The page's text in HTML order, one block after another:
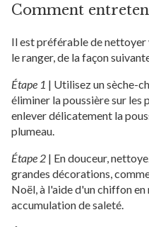
Comment
Il est préférable de
le ranger, de la façon
Étape 1 | Utilisez un sèche-
éliminer la poussière sur les
enlever délicatement la
plumeau.
Étape 2 | En douceur,
grandes décorations,
Noël, à l'aide d'un chiffon
accumulation de saleté.